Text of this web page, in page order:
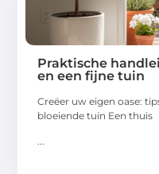
Praktische
en een fijne tuin
Creëer uw eigen oase:
bloeiende tuin Een thuis
...